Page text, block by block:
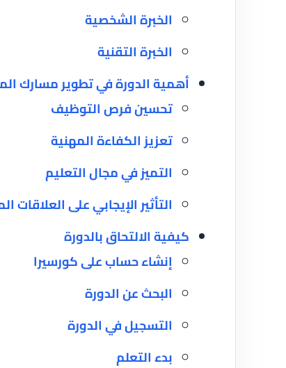
الخبرة الشخصية
الخبرة التقنية
أهمية الدورة في تطوير مسارك
تحسين فرص التوظيف
تعزيز الكفاءة المهنية
التميز في مجال التعليم
التأثير الإيجابي على العلاقات
كيفية الالتحاق بالدورة
إنشاء حساب على كورسيرا
البحث عن الدورة
التسجيل في الدورة
بدء التعلم